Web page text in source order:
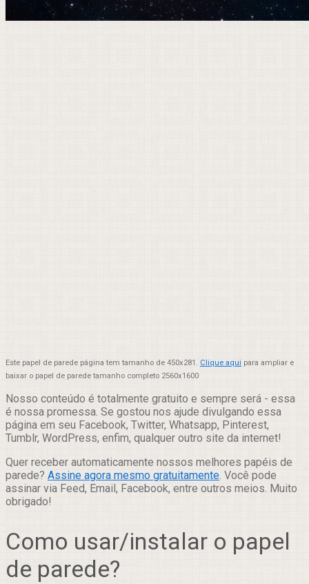
Este papel de parede página tem tamanho de 450x281. Clique aqui para ampliar e
baixar o papel de parede tamanho completo 2560x1600
Nosso conteúdo é totalmente gratuito e sempre será - essa
é nossa promessa. Se gostou nos ajude divulgando essa
página em seu Facebook, Twitter, Whatsapp, Pinterest,
Tumblr, WordPress, enfim, qualquer outro site da internet!
Quer receber automaticamente nossos melhores papéis de
parede? Assine agora mesmo gratuitamente. Você pode
assinar via Feed, Email, Facebook, entre outros meios. Muito
obrigado!
Como usar/instalar o papel
de parede?